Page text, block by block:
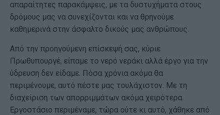
απαραίτητες παρακάμψεις, με τα δυστυχήματα στους
δρόμους μας να συνεχίζονται και να θρηνούμε
καθημερινά στην άσφαλτο δικούς μας ανθρώπους.
Από την προηγούμενη επίσκεψή σας, κύριε
Πρωθυπουργέ, είπαμε το νερό νεράκι αλλά έργο για την
ύδρευση δεν είδαμε. Πόσα χρόνια ακόμα θα
περιμένουμε, αυτό πέστε μας τουλάχιστον. Με τη
διαχείριση των απορριμμάτων ακόμα χειρότερα.
Εργοστάσιο περιμέναμε, τώρα ούτε κι αυτό, χάθηκε από